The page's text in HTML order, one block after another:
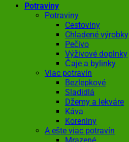
Potraviny
Potraviny
Cestoviny
Chladené výrobky
Pečivo
Výživové doplnky
Čaje a bylinky
Viac potravín
Bezlepkové
Sladidlá
Džemy a lekváre
Káva
Koreniny
A ešte viac potravín